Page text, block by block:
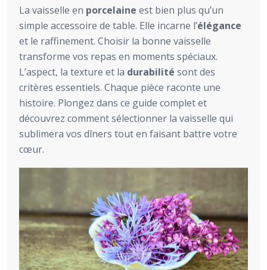
La vaisselle en porcelaine est bien plus qu’un
simple accessoire de table. Elle incarne l’élégance
et le raffinement. Choisir la bonne vaisselle
transforme vos repas en moments spéciaux.
L’aspect, la texture et la durabilité sont des
critères essentiels. Chaque pièce raconte une
histoire. Plongez dans ce guide complet et
découvrez comment sélectionner la vaisselle qui
sublimera vos dîners tout en faisant battre votre
cœur.